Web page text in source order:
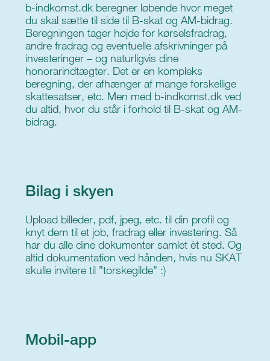
b-indkomst.dk beregner løbende hvor meget
du skal sætte til side til B-skat og AM-bidrag.
Beregningen tager højde for kørselsfradrag,
andre fradrag og eventuelle afskrivninger på
investeringer – og naturligvis dine
honorarindtægter. Det er en kompleks
beregning, der afhænger af mange forskellige
skattesatser, etc. Men med b-indkomst.dk ved
du altid, hvor du står i forhold til B-skat og AM-
bidrag.
Bilag i skyen
Upload billeder, pdf, jpeg, etc. til din profil og
knyt dem til et job, fradrag eller investering. Så
har du alle dine dokumenter samlet èt sted. Og
altid dokumentation ved hånden, hvis nu SKAT
skulle invitere til ”torskegilde” :)
Mobil-app